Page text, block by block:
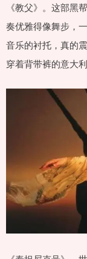
《教父》。这部黑
奏优雅得像舞步，
音乐的衬托，真的
穿着背带裤的意大